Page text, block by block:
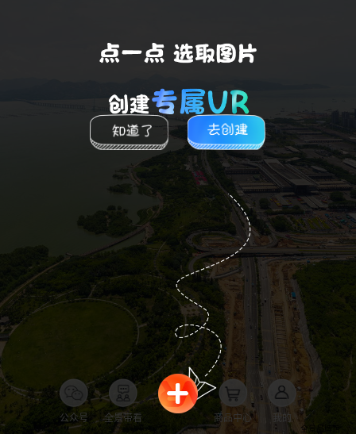
全景品牌馆
公众号 全景带看 商品中心 我的